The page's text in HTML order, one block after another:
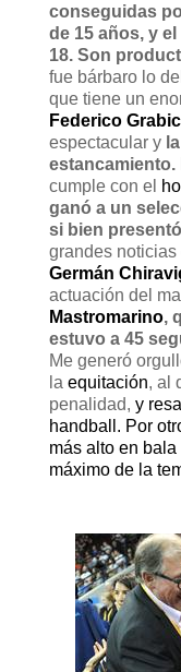
conseguidas
de 15 años, y
18. Son
fue bárbaro lo
que tiene un
Federico
espectacular y la
estancamiento.
cumple con el
ganó a un
si bien
grandes
Germán
actuación del
Mastromarino,
estuvo a 45
Me generó
la equitación, al
penalidad, y
handball. Por
más alto en
máximo de la